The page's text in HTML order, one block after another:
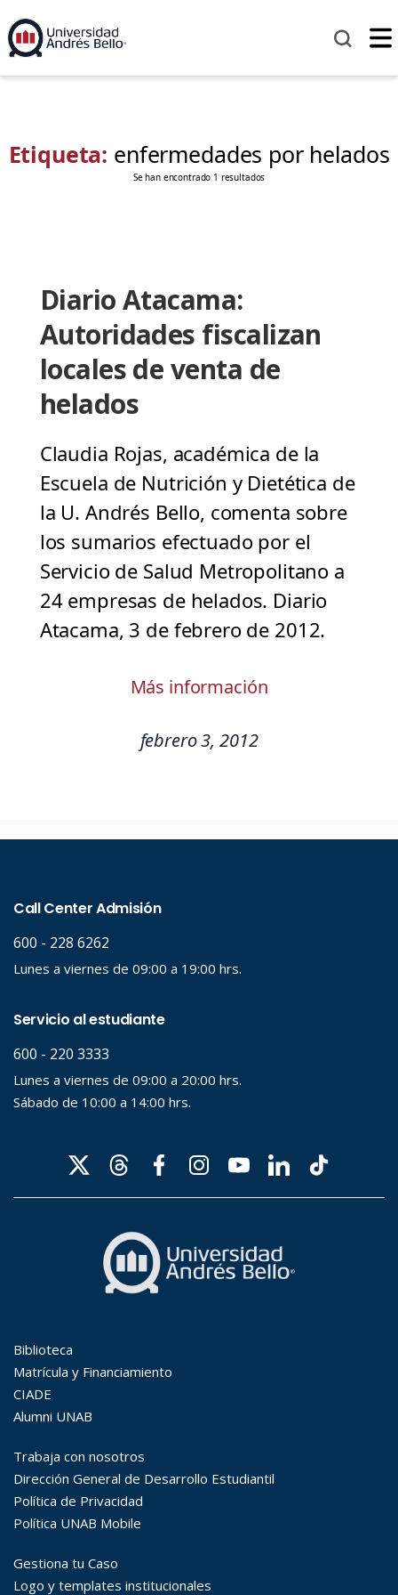
Etiqueta: enfermedades por helados
Se han encontrado 1 resultados
Diario Atacama:
Autoridades fiscalizan
locales de venta de
helados
Claudia Rojas, académica de la
Escuela de Nutrición y Dietética de
la U. Andrés Bello, comenta sobre
los sumarios efectuado por el
Servicio de Salud Metropolitano a
24 empresas de helados. Diario
Atacama, 3 de febrero de 2012.
Más información
febrero 3, 2012